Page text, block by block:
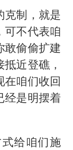
克制，就是
可不代表咱
敢偷偷扩建
近登礁，
在咱们收回
经是明摆着
给咱们施